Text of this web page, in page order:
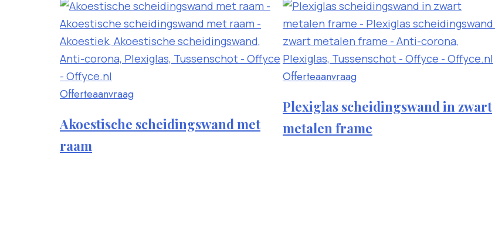
Offerteaanvraag
heeft
Akoestische scheidingswand met
raam
Offerteaanvraag
Plexiglas scheidingswand in zwart
metalen frame